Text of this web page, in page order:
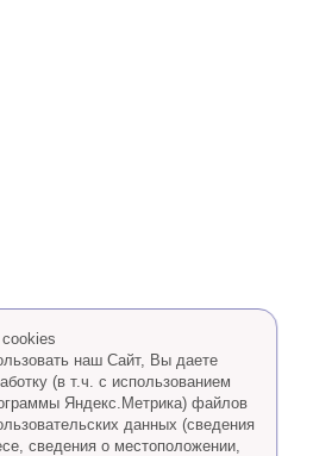
наш Сайт, Вы даете
(в т.ч. с использованием
Яндекс.Метрика) файлов
данных (сведения
сведения о местоположении,